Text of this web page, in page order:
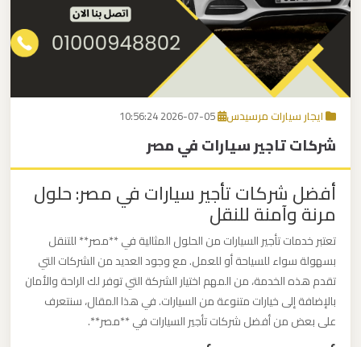
اتصل بنا
EN
ايجار سيارات مرسيدس
شركات تاجير سيارات في مصر
أفضل شركات تأجير سيارات في مصر: حلول
مرنة وآمنة للنقل
تعتبر خدمات تأجير السيارات من الحلول المثالية في **مصر** للتنقل
بسهولة سواء للسياحة أو للعمل. مع وجود العديد من الشركات التي
تقدم هذه الخدمة، من المهم اختيار الشركة التي توفر لك الراحة والأمان
بالإضافة إلى خيارات متنوعة من السيارات. في هذا المقال، سنتعرف
على بعض من أفضل شركات تأجير السيارات في **مصر**.
برج
العرب
القاهرة
مكاتب
ليموزين
الاسكندرية
القاهرة
ليموزين
ليموزين
نويبع